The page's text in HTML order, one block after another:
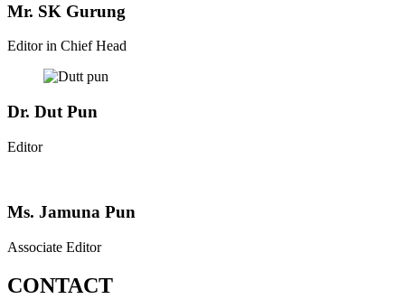
Mr. SK Gurung
Editor in Chief Head
Dr. Dut Pun
Editor
Ms. Jamuna Pun
Associate Editor
CONTACT